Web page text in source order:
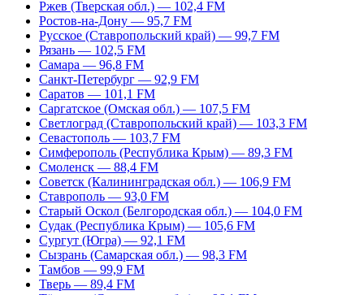
Ржев (Тверская обл.) — 102,4 FM
Ростов-на-Дону — 95,7 FM
Русское (Ставропольский край) — 99,7 FM
Рязань — 102,5 FM
Самара — 96,8 FM
Санкт-Петербург — 92,9 FM
Саратов — 101,1 FM
Саргатское (Омская обл.) — 107,5 FM
Светлоград (Ставропольский край) — 103,3 FM
Севастополь — 103,7 FM
Симферополь (Республика Крым) — 89,3 FM
Смоленск — 88,4 FM
Советск (Калининградская обл.) — 106,9 FM
Ставрополь — 93,0 FM
Старый Оскол (Белгородская обл.) — 104,0 FM
Судак (Республика Крым) — 105,6 FM
Сургут (Югра) — 92,1 FM
Сызрань (Самарская обл.) — 98,3 FM
Тамбов — 99,9 FM
Тверь — 89,4 FM